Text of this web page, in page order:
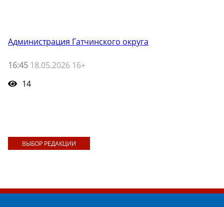
Администрация Гатчинского округа
16:45 18.05.2026 16+
14
ВЫБОР РЕДАКЦИИ